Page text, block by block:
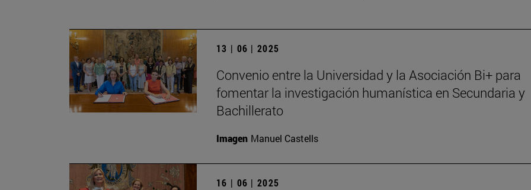
13 | 06 | 2025
Convenio entre la Universidad y la Asociación Bi+ para
fomentar la investigación humanística en Secundaria y
Bachillerato
Imagen Manuel Castells
16 | 06 | 2025